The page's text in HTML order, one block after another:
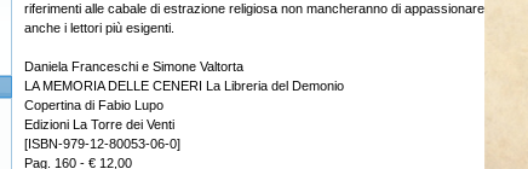
riferimenti alle cabale di estrazione religiosa non mancheranno di appassionare
anche i lettori più esigenti.
Daniela Franceschi e Simone Valtorta
LA MEMORIA DELLE CENERI La Libreria del Demonio
Copertina di Fabio Lupo
Edizioni La Torre dei Venti
[ISBN-979-12-80053-06-0]
Pag. 160 - € 12,00